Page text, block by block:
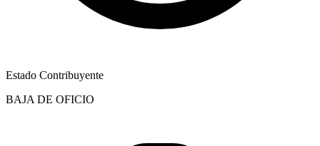
Estado Contribuyente
BAJA DE OFICIO